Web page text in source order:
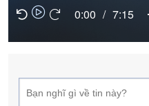
XÂY DỰNG KHÁNH HÒA TRỞ
ĐẠI HỘI ĐẢNG CÁC CẤP
0:00 / 7:15